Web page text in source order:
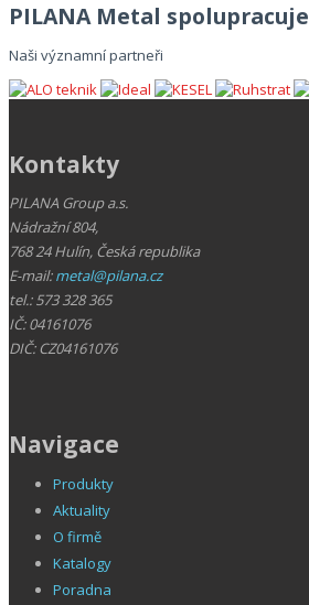
PILANA Metal spolupracuje
Naši významní partneři
Kontakty
PILANA Group a.s.
Nádražní 804,
768 24 Hulín, Česká republika
E-mail:metal@pilana.cz
tel.: 573 328 365
IČ: 04161076
DIČ: CZ04161076
Navigace
Produkty
Aktuality
O firmě
Katalogy
Poradna